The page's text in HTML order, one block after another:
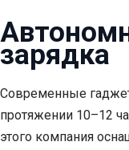
зарядка
Современные
протяжении 10–12
этого компания